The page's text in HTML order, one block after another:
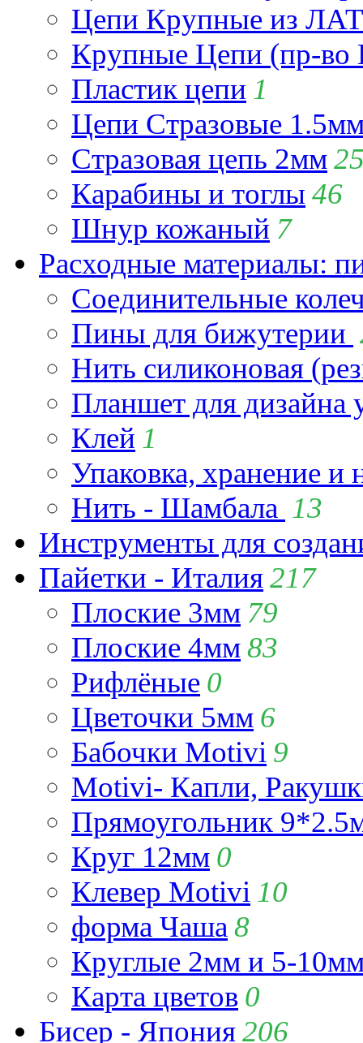
Цепи Крупные из
Крупные Цепи (пр-во
Пластик цепи 1
Цепи Стразовые
Стразовая цепь 2мм
Карабины и тоглы 46
Шнур кожаный 7
Расходные материалы:
Соединительные
Пины для бижутерии
Нить силиконовая
Планшет для
Клей 1
Упаковка, хранение и
Нить - Шамбала 13
Инструменты для
Пайетки - Италия217
Плоские 3мм 79
Плоские 4мм83
Рифлёные 0
Цветочки 5мм 6
Бабочки Motivi 9
Motivi- Капли,
Прямоугольник
Круг 12мм 0
Клевер Motivi 10
форма Чаша 8
Круглые 2мм и 5-
Карта цветов 0
Бисер - Япония206